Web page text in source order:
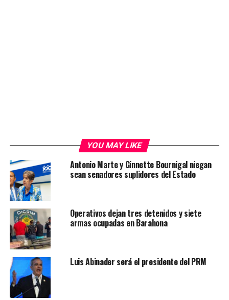
YOU MAY LIKE
Antonio Marte y Ginnette Bournigal niegan
sean senadores suplidores del Estado
Operativos dejan tres detenidos y siete
armas ocupadas en Barahona
Luis Abinader será el presidente del PRM